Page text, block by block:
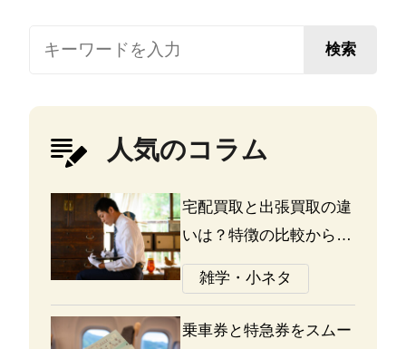
検索
人気のコラム
宅配買取と出張買取の違
いは？特徴の比較から探
る選び方のポイント
雑学・小ネタ
乗車券と特急券をスムー